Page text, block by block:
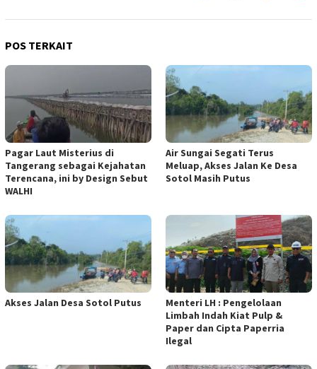
POS TERKAIT
Pagar Laut Misterius di
Tangerang sebagai Kejahatan
Terencana, ini by Design Sebut
WALHI
Air Sungai Segati Terus
Meluap, Akses Jalan Ke Desa
Sotol Masih Putus
Akses Jalan Desa Sotol Putus
Menteri LH : Pengelolaan
Limbah Indah Kiat Pulp &
Paper dan Cipta Paperria
Ilegal